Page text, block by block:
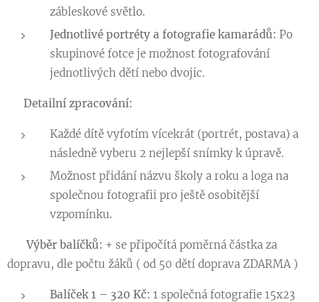
zábleskové světlo.
Jednotlivé portréty a fotografie kamarádů: Po
skupinové fotce je možnost fotografování
jednotlivých dětí nebo dvojic.
Detailní zpracování:
Každé dítě vyfotím vícekrát (portrét, postava) a
následně vyberu 2 nejlepší snímky k úpravě.
Možnost přidání názvu školy a roku a loga na
společnou fotografii pro ještě osobitější
vzpomínku.
🎁Výběr balíčků: + se připočítá poměrná částka za
dopravu, dle počtu žáků ( od 50 dětí doprava ZDARMA )
Balíček 1 – 320 Kč: 1 společná fotografie 15x23